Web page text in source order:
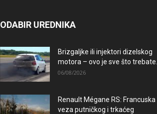
ODABIR UREDNIKA
Brizgaljke ili injektori dizelskog
motora – ovo je sve što trebate...
06/08/2026
Renault Mégane RS: Francuska
veza putničkog i trkaćeg